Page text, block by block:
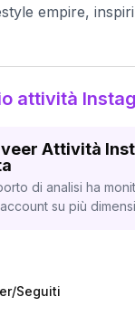
empire,
attività
Attività
di analisi ha
su più
Seguiti